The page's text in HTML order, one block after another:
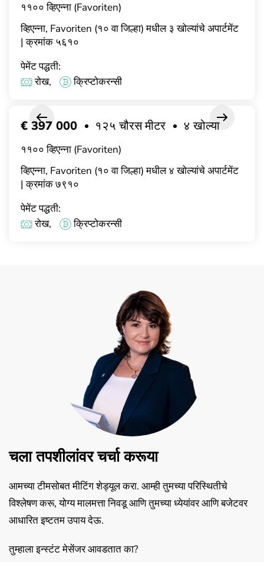
व्हिएन्ना, Favoriten (१० वा जिल्हा) मधील ३ खोल्यांचे अपार्टमेंट
| क्रमांक ५६१०
११०० व्हिएन्ना (Favoriten)
पेमेंट पद्धती:
रोख,
क्रिप्टोकरन्सी
व्हिएन्ना, Favoriten (१० वा जिल्हा) मधील ४ खोल्यांचे अपार्टमेंट
| क्रमांक ७९१०
€ 397 000 १२५ चौरस मीटर ४ खोल्या
११०० व्हिएन्ना (Favoriten)
पेमेंट पद्धती:
रोख,
क्रिप्टोकरन्सी
चला तपशीलांवर चर्चा करूया
आमच्या टीमसोबत मीटिंग शेड्यूल करा. आम्ही तुमच्या परिस्थितीचे
विश्लेषण करू, योग्य मालमत्ता निवडू आणि तुमच्या ध्येयांवर आणि बजेटवर
आधारित इष्टतम उपाय देऊ.
तुम्हाला इन्स्टंट मेसेंजर आवडतात का?